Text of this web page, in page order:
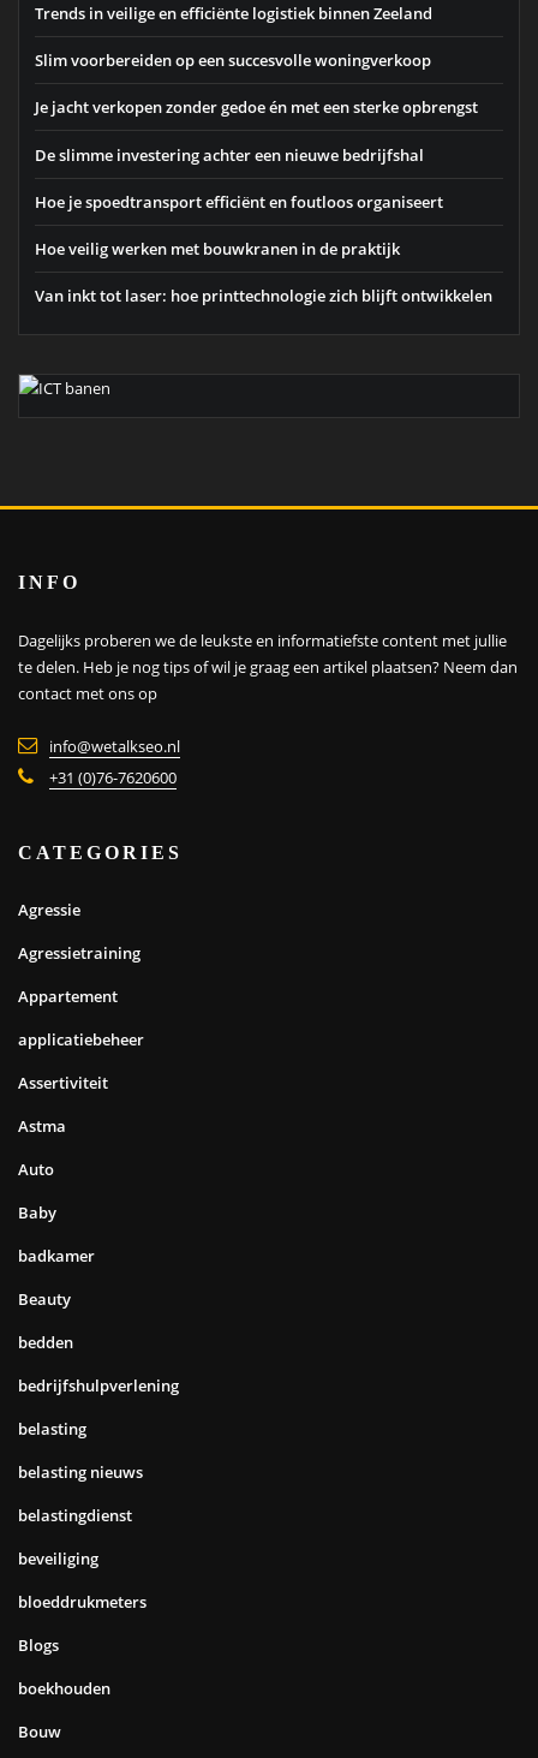
Trends in veilige en efficiënte logistiek binnen Zeeland
Slim voorbereiden op een succesvolle woningverkoop
Je jacht verkopen zonder gedoe én met een sterke opbrengst
De slimme investering achter een nieuwe bedrijfshal
Hoe je spoedtransport efficiënt en foutloos organiseert
Hoe veilig werken met bouwkranen in de praktijk
Van inkt tot laser: hoe printtechnologie zich blijft ontwikkelen
INFO
Dagelijks proberen we de leukste en informatiefste content met jullie
te delen. Heb je nog tips of wil je graag een artikel plaatsen? Neem dan
contact met ons op
info@wetalkseo.nl
+31 (0)76-7620600
CATEGORIES
Agressie
Agressietraining
Appartement
applicatiebeheer
Assertiviteit
Astma
Auto
Baby
badkamer
Beauty
bedden
bedrijfshulpverlening
belasting
belasting nieuws
belastingdienst
beveiliging
bloeddrukmeters
Blogs
boekhouden
Bouw